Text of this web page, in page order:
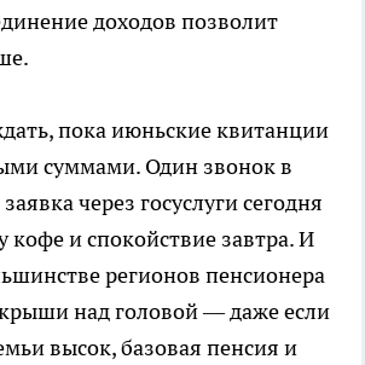
доходов позволит
пока июньские квитанции
суммами. Один звонок в
через госуслуги сегодня
кофе и спокойствие завтра. И
регионов пенсионера
крыши над головой — даже если
высок, базовая пенсия и